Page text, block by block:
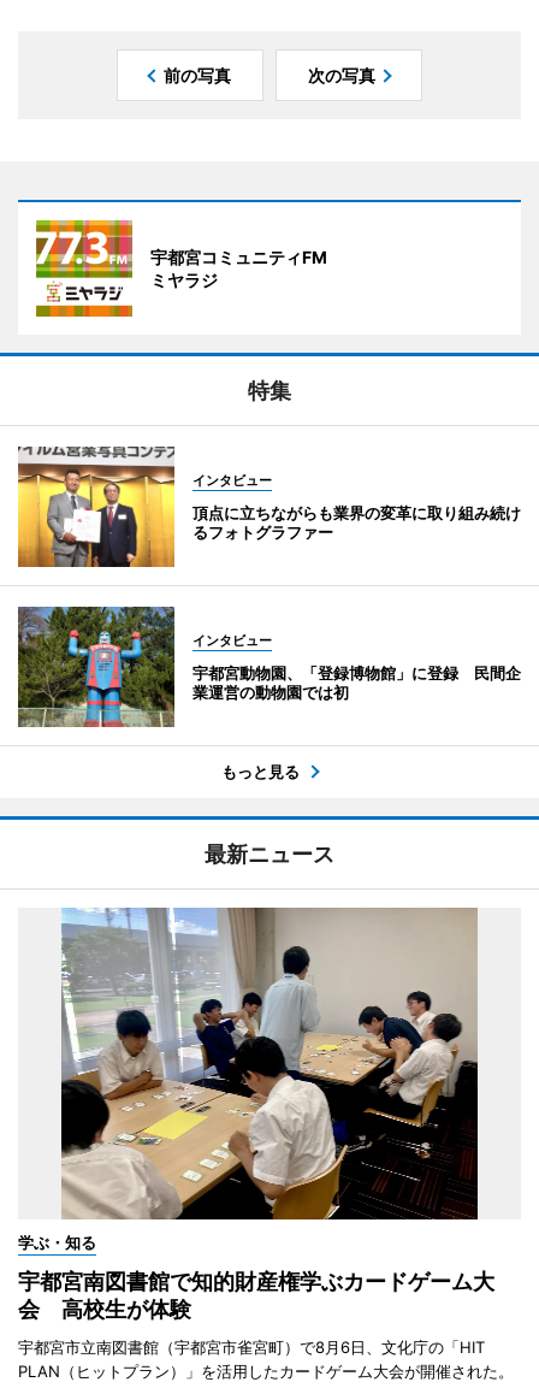
前の写真 次の写真
宇都宮コミュニティFM
ミヤラジ
特集
インタビュー
頂点に立ちながらも業界の変革に取り組み続け
るフォトグラファー
インタビュー
宇都宮動物園、「登録博物館」に登録 民間企
業運営の動物園では初
もっと見る
最新ニュース
学ぶ・知る
宇都宮南図書館で知的財産権学ぶカードゲーム大
会 高校生が体験
宇都宮市立南図書館（宇都宮市雀宮町）で8月6日、文化庁の「HIT
PLAN（ヒットプラン）」を活用したカードゲーム大会が開催された。